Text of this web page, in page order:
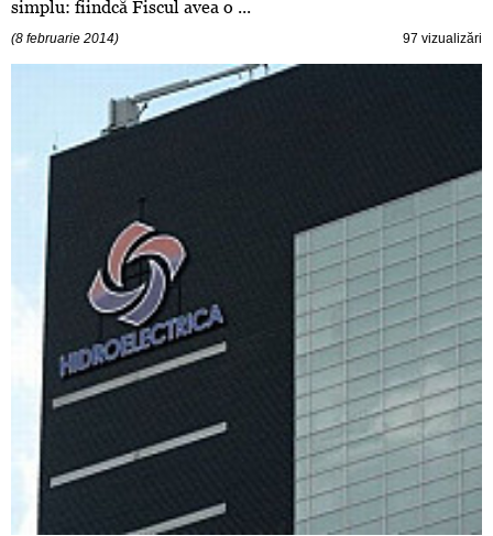
simplu: fiindcă Fiscul avea o ...
(8 februarie 2014) 97 vizualizări